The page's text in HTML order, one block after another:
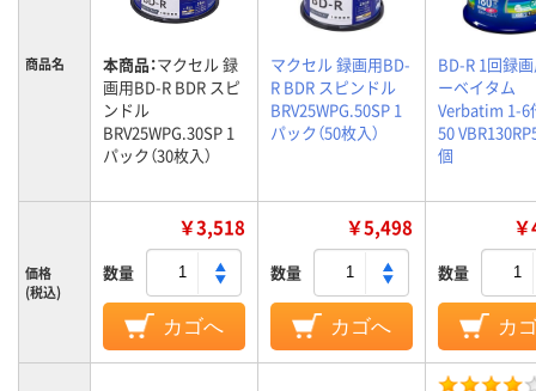
商品名 本商品：マクセル 録
画用BD-R BDR スピ
ンドル
BRV25WPG.30SP 1
パック（30枚入）
マクセル 録画用BD-
R BDR スピンドル
BRV25WPG.50SP 1
パック（50枚入）
BD-R 1回録
ーベイタム
Verbatim 1-6
50
個
価格
(税込)
￥3,518
数量
カゴへ
￥5,498
数量
カゴへ
数量
カ